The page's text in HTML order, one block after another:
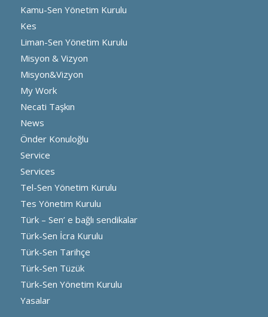
Kamu-Sen Yönetim Kurulu
Kes
Liman-Sen Yönetim Kurulu
Misyon & Vizyon
Misyon&Vizyon
My Work
Necati Taşkın
News
Önder Konuloğlu
Service
Services
Tel-Sen Yönetim Kurulu
Tes Yönetim Kurulu
Türk – Sen’ e bağlı sendikalar
Türk-Sen İcra Kurulu
Türk-Sen Tarihçe
Türk-Sen Tüzük
Türk-Sen Yönetim Kurulu
Yasalar